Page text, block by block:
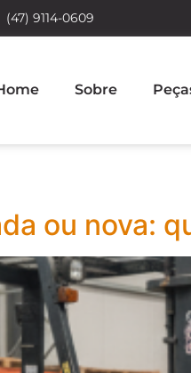
(47) 9114-0609
Sobre
ou nova: